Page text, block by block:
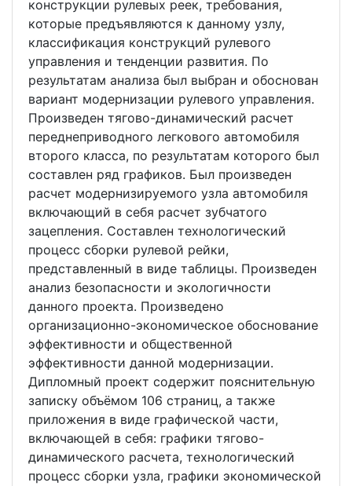
конструкции рулевых реек, требования,
которые предъявляются к данному узлу,
классификация конструкций рулевого
управления и тенденции развития. По
результатам анализа был выбран и обоснован
вариант модернизации рулевого управления.
Произведен тягово-динамический расчет
переднеприводного легкового автомобиля
второго класса, по результатам которого был
составлен ряд графиков. Был произведен
расчет модернизируемого узла автомобиля
включающий в себя расчет зубчатого
зацепления. Составлен технологический
процесс сборки рулевой рейки,
представленный в виде таблицы. Произведен
анализ безопасности и экологичности
данного проекта. Произведено
организационно-экономическое обоснование
эффективности и общественной
эффективности данной модернизации.
Дипломный проект содержит пояснительную
записку объёмом 106 страниц, а также
приложения в виде графической части,
включающей в себя: графики тягово-
динамического расчета, технологический
процесс сборки узла, графики экономической